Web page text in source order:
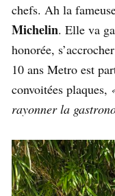
chefs. Ah la
Michelin. Elle va
honorée,
10 ans Metro est
convoitées plaques,
rayonner la